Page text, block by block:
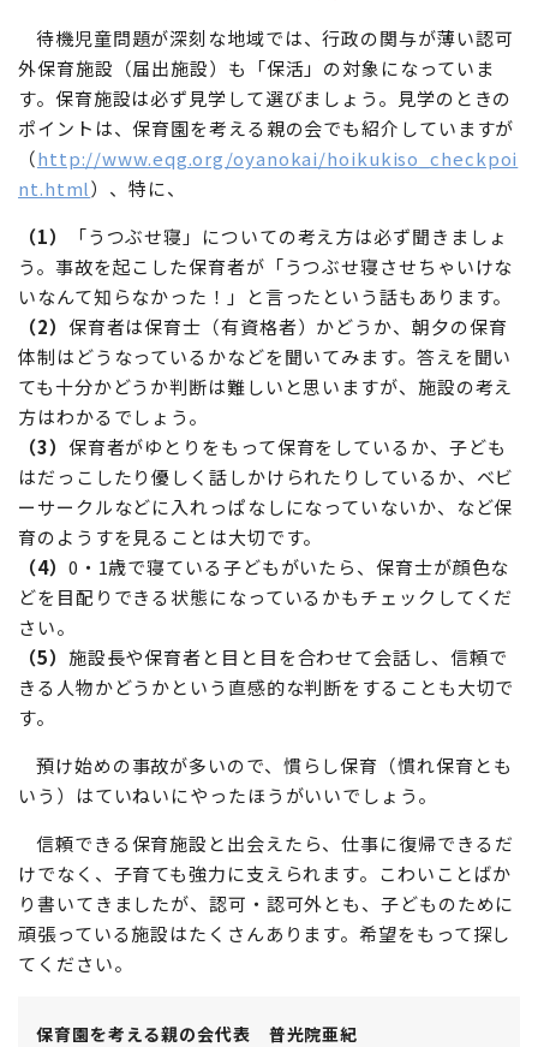
待機児童問題が深刻な地域では、行政の関与が薄い認可
外保育施設（届出施設）も「保活」の対象になっていま
す。保育施設は必ず見学して選びましょう。見学のときの
ポイントは、保育園を考える親の会でも紹介していますが
（http://www.eqg.org/oyanokai/hoikukiso_checkpoi
nt.html）、特に、
（1）
「うつぶせ寝」についての考え方は必ず聞きましょ
う。事故を起こした保育者が「うつぶせ寝させちゃいけな
いなんて知らなかった！」と言ったという話もあります。
（2） 保育者は保育士（有資格者）かどうか、朝夕の保育
体制はどうなっているかなどを聞いてみます。答えを聞い
ても十分かどうか判断は難しいと思いますが、施設の考え
方はわかるでしょう。
（3） 保育者がゆとりをもって保育をしているか、子ども
はだっこしたり優しく話しかけられたりしているか、ベビ
ーサークルなどに入れっぱなしになっていないか、など保
育のようすを見ることは大切です。
（4） 0・1歳で寝ている子どもがいたら、保育士が顔色な
どを目配りできる状態になっているかもチェックしてくだ
さい。
（5） 施設長や保育者と目と目を合わせて会話し、信頼で
きる人物かどうかという直感的な判断をすることも大切で
す。
預け始めの事故が多いので、慣らし保育（慣れ保育とも
いう）はていねいにやったほうがいいでしょう。
信頼できる保育施設と出会えたら、仕事に復帰できるだ
けでなく、子育ても強力に支えられます。こわいことばか
り書いてきましたが、認可・認可外とも、子どものために
頑張っている施設はたくさんあります。希望をもって探し
てください。
保育園を考える親の会代表 普光院亜紀